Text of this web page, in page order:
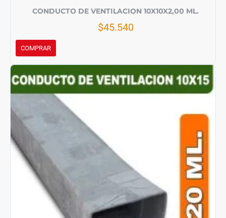
CONDUCTO DE VENTILACION 10X10X2,00 ML.
$45.540
COMPRAR